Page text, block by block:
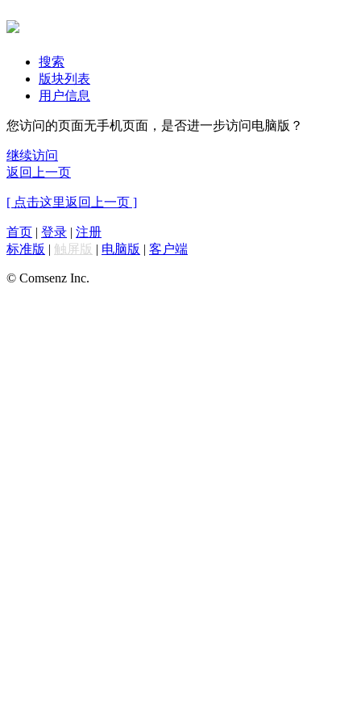
搜索
版块列表
用户信息
您访问的页面无手机页面，是否进一步访问电脑版？
继续访问
返回上一页
[ 点击这里返回上一页 ]
首页 | 登录 | 注册
标准版 | 触屏版 | 电脑版 | 客户端
© Comsenz Inc.